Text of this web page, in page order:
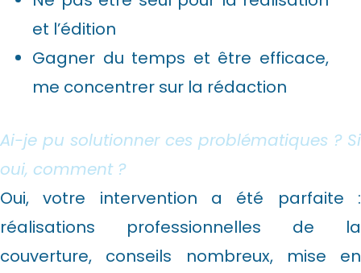
et l’édition
Gagner du temps et être efficace,
me concentrer sur la rédaction
Ai-je pu solutionner ces problématiques ? Si
oui, comment ?
Oui, votre intervention a été parfaite :
réalisations professionnelles de la
couverture, conseils nombreux, mise en